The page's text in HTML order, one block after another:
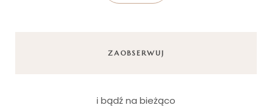
ZAOBSERWUJ
i bądź na bieżąco